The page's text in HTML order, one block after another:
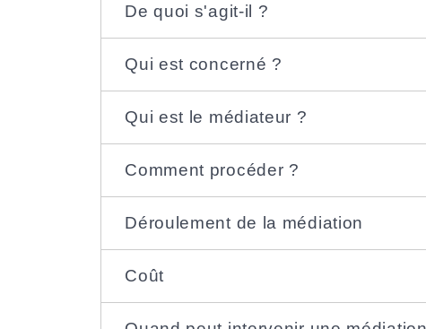
De quoi s'agit-il ?
Qui est concerné ?
Qui est le médiateur ?
Comment procéder ?
Déroulement de la médiation
Coût